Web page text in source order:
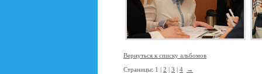
Вернуться к списку альбомов
Страницы: 1 | 2 | 3 | 4 →